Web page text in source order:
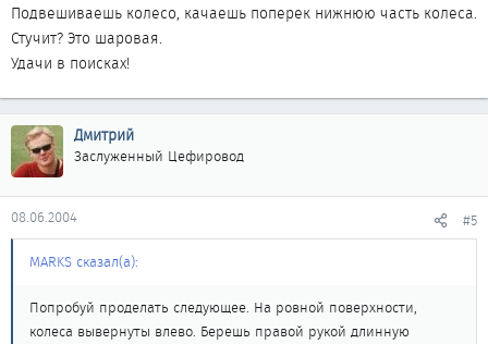
Подвешиваешь колесо, качаешь поперек нижнюю часть колеса.
Стучит? Это шаровая.
Удачи в поисках!
Дмитрий
Заслуженный Цефировод
08.06.2004 #5
MARKS сказал(а):
Попробуй проделать следующее. На ровной поверхности,
колеса вывернуты влево. Берешь правой рукой длинную